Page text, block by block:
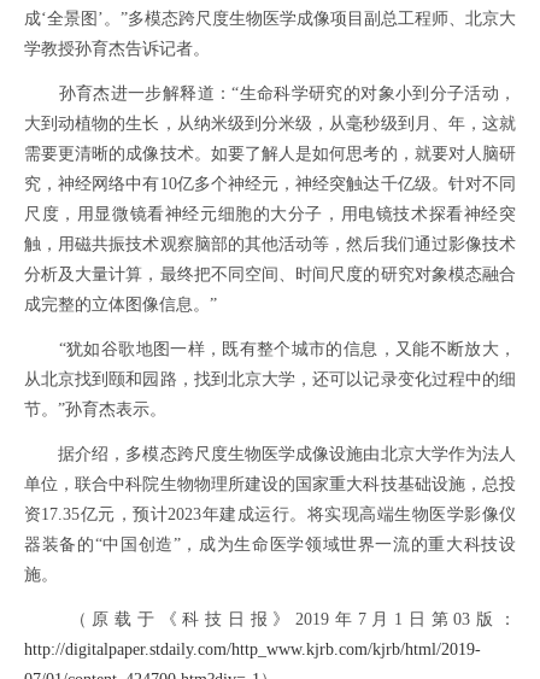
成‘全景图’。”多模态跨尺度生物医学成像项目副总工程师、北京大
学教授孙育杰告诉记者。
孙育杰进一步解释道：“生命科学研究的对象小到分子活动，
大到动植物的生长，从纳米级到分米级，从毫秒级到月、年，这就
需要更清晰的成像技术。如要了解人是如何思考的，就要对人脑研
究，神经网络中有10亿多个神经元，神经突触达千亿级。针对不同
尺度，用显微镜看神经元细胞的大分子，用电镜技术探看神经突
触，用磁共振技术观察脑部的其他活动等，然后我们通过影像技术
分析及大量计算，最终把不同空间、时间尺度的研究对象模态融合
成完整的立体图像信息。”
“犹如谷歌地图一样，既有整个城市的信息，又能不断放大，
从北京找到颐和园路，找到北京大学，还可以记录变化过程中的细
节。”孙育杰表示。
据介绍，多模态跨尺度生物医学成像设施由北京大学作为法人
单位，联合中科院生物物理所建设的国家重大科技基础设施，总投
资17.35亿元，预计2023年建成运行。将实现高端生物医学影像仪
器装备的“中国创造”，成为生命医学领域世界一流的重大科技设
施。
（原载于《科技日报》2019年7月1日第03版：
http://digitalpaper.stdaily.com/http_www.kjrb.com/kjrb/html/2019-